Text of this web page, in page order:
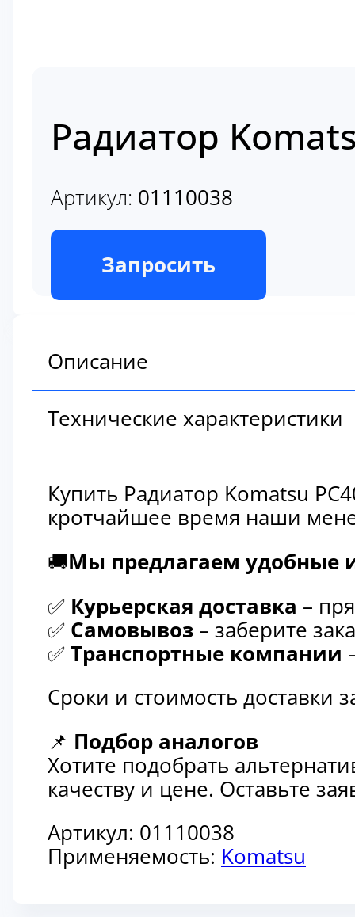
Радиатор
Артикул: 01110038
В наличии
Запросить
Описание
Технические характеристики
Купить Радиатор Komatsu
кротчайшее время наши
🚚Мы предлагаем удобные
✅ Курьерская доставка –
✅ Самовывоз – заберите
✅ Транспортные компании
Сроки и стоимость доставки
📌 Подбор аналогов
Хотите подобрать
качеству и цене. Оставьте
Артикул: 01110038
Применяемость: Komatsu